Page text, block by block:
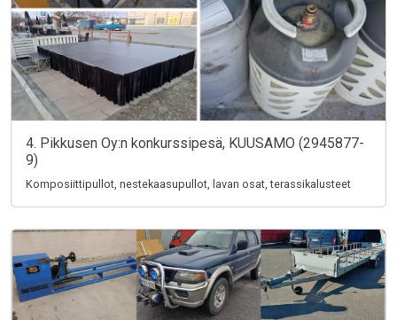
4. Pikkusen Oy:n konkurssipesä, KUUSAMO (2945877-
9)
Komposiittipullot, nestekaasupullot, lavan osat, terassikalusteet